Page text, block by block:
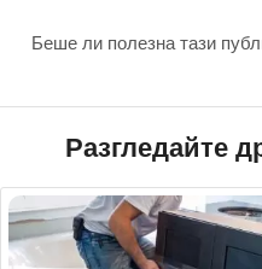
Беше ли полезна тази
Разгледайте